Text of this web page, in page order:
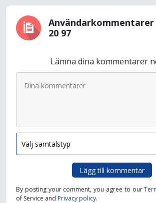
Användarkommentarer
20 97
Lämna dina kommentarer
Lägg till kommentar
By posting your comment, you agree to our
of Service and Privacy policy.